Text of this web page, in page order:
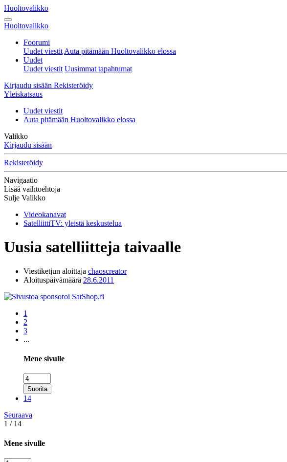
Huoltovalikko
Huoltovalikko
Foorumi
Uudet viestit Auta pitämään Huoltovalikko elossa
Uudet
Uudet viestit Uusimmat tapahtumat
Kirjaudu sisään Rekisteröidy
Yleiskatsaus
Uudet viestit
Auta pitämään Huoltovalikko elossa
Valikko
Kirjaudu sisään
Rekisteröidy
Navigaatio
Lisää vaihtoehtoja
Sulje Valikko
Videokanavat
SatelliittiTV: yleistä keskustelua
Uusia satelliitteja taivaalle
Viestiketjun aloittaja chaoscreator
Aloituspäivämäärä 28.6.2011
1
2
3
...
Mene sivulle
Suorita
14
Seuraava
1 / 14
Mene sivulle